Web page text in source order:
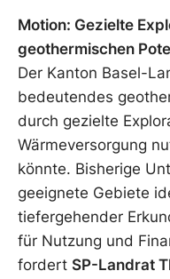
Motion: Gezielte
geothermischen
Der Kanton Basel-
bedeutendes
durch gezielte
Wärmeversorgung
könnte. Bisherige
geeignete Gebiete
tiefergehender
für Nutzung und
fordert SP-Landrat